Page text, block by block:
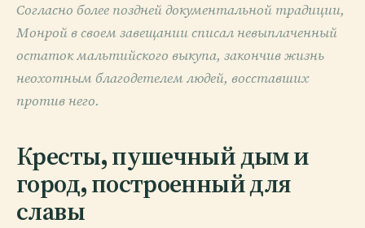
Согласно более поздней документальной традиции,
Монрой в своем завещании списал невыплаченный
остаток мальтийского выкупа, закончив жизнь
неохотным благодетелем людей, восставших
против него.
Кресты, пушечный дым и
город, построенный для
славы